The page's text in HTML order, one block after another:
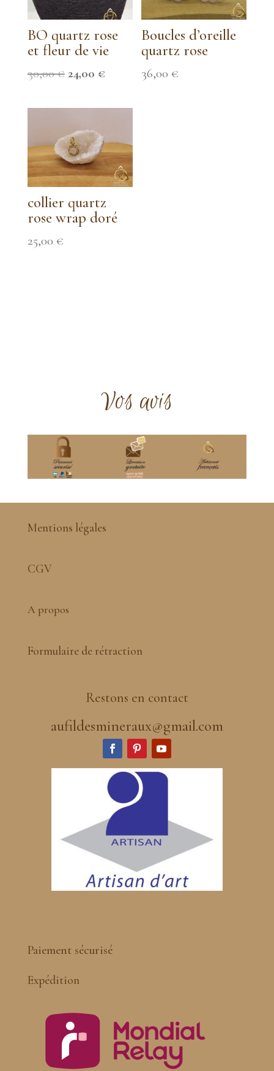
BO quartz rose
et fleur de vie
30,00€ Le
initial
30,00 €.
24,00 €Le
actuel
Boucles d’oreille
quartz rose
36,00€
collier quartz
rose wrap doré
25,00 €
Vos avis
Mentions légales
CGV
A propos
Formulaire de rétraction
Restons en contact
aufildesmineraux@gmail.com
Paiement sécurisé
Expédition